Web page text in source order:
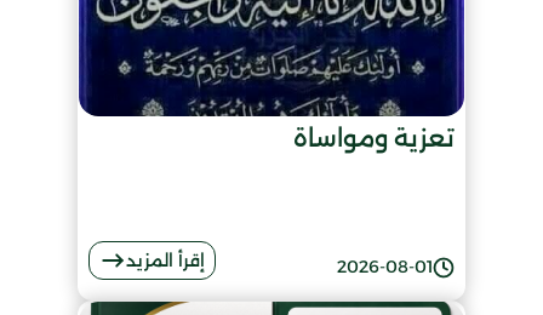
تعزية ومواساة
2026-08-01 إقرأ المزيد